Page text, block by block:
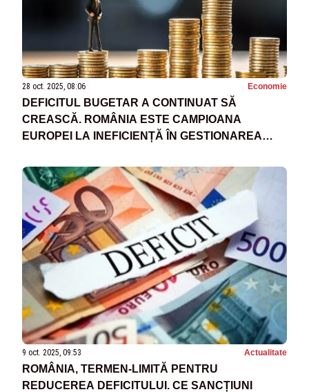
28 oct. 2025, 08:06 Economie
DEFICITUL BUGETAR A CONTINUAT SĂ
CREASCĂ. ROMÂNIA ESTE CAMPIOANA
EUROPEI LA INEFICIENȚĂ ÎN GESTIONAREA
9 oct. 2025, 09:53 Actualitate
ROMÂNIA, TERMEN-LIMITĂ PENTRU
REDUCEREA DEFICITULUI. CE SANCȚIUNI